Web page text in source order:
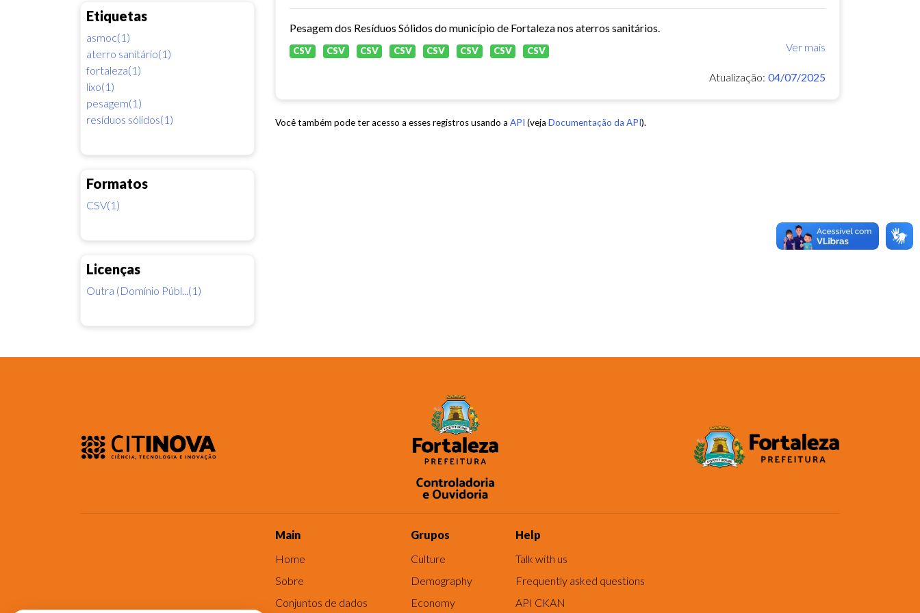
Etiquetas
asmoc(1)
aterro sanitário(1)
fortaleza(1)
lixo(1)
pesagem(1)
resíduos sólidos(1)
Formatos
CSV(1)
Licenças
Outra (Domínio Públ...(1)
Pesagem dos Resíduos Sólidos do município de Fortaleza nos aterros sanitários.
Ver mais
CSV CSV CSV CSV CSV CSV CSV CSV
Atualização: 04/07/2025
Você também pode ter acesso a esses registros usando a API (veja Documentação da API).
Main
Home
Sobre
Conjuntos de dados
Grupos
Culture
Demography
Economy
Help
Talk with us
Frequently asked questions
API CKAN